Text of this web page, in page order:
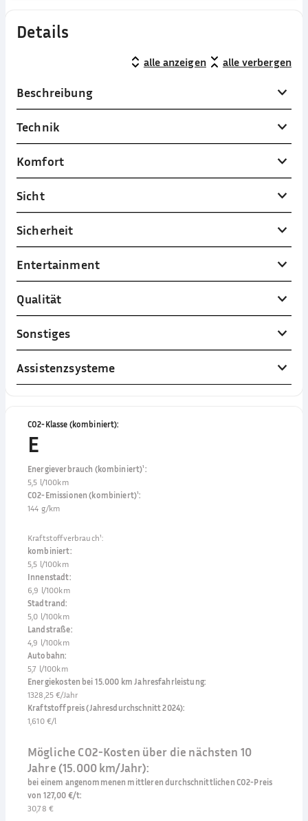
Details
alle anzeigen alle verbergen
Beschreibung
Technik
Komfort
Sicht
Sicherheit
Entertainment
Qualität
Sonstiges
Assistenzsysteme
CO2-Klasse (kombiniert):
E
Energieverbrauch (kombiniert)¹:
5,5 l/100km
CO2-Emissionen (kombiniert)¹:
144 g/km
Kraftstoffverbrauch¹:
kombiniert:
5,5 l/100km
Innenstadt:
6,9 l/100km
Stadtrand:
5,0 l/100km
Landstraße:
4,9 l/100km
Autobahn:
5,7 l/100km
Energiekosten bei 15.000 km Jahresfahrleistung:
1328,25 €/Jahr
Kraftstoffpreis (Jahresdurchschnitt 2024):
1,610 €/l
Mögliche CO2-Kosten über die nächsten 10
Jahre (15.000 km/Jahr):
bei einem angenommenen mittleren durchschnittlichen CO2-Preis
von 127,00 €/t:
30,78 €